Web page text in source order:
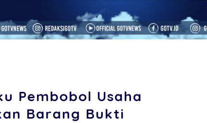
Pembobol Usaha
Barang Bukti